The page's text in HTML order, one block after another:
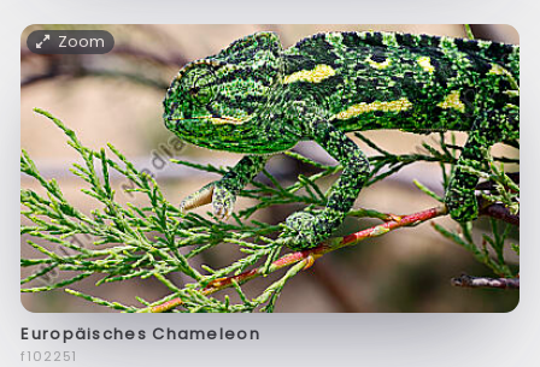
Zoom
Europäisches Chameleon
f102251